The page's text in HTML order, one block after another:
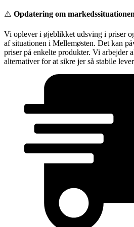
Videre
indhold
⚠️ Opdatering om markedssituationen
Vi oplever i øjeblikket udsving i priser
af situationen i Mellemøsten. Det kan
priser på enkelte produkter. Vi arbejder
alternativer for at sikre jer så stabile